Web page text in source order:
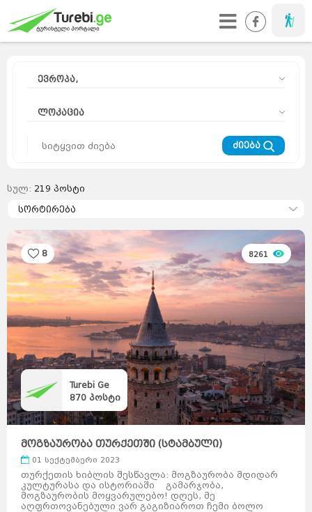
მოგზაური
ევროპა,
კურორტები
მთა
ლოკაცია
ძიება
სულ: 219 პოსტი
სორტირება
Turebi Ge
870 პოსტი
8 8261
მოგზაურობა თურქეთში (სტამბული)
01 სექტემბერი 2023
თურქეთის ხიბლის შესწავლა: მოგზაურობა მდიდარ
კულტურასა და ისტორიაში გამარჯობა,
მოგზაურობის მოყვარულებო! დღეს, მე
აღფრთოვანებული ვარ გაგიზიაროთ ჩემი ბოლო